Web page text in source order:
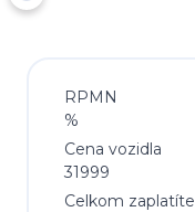
RPMN
%
Cena vozidla
31999
Celkom zaplatíte